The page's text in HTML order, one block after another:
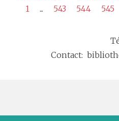
1
... 543 544 545
Contact: